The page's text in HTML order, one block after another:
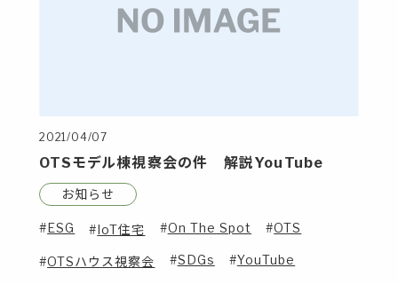
2021/04/07
OTSモデル棟視察会の件 解説YouTube
お知らせ
ESG IoT住宅 On The Spot OTS
OTSハウス視察会 SDGs YouTube